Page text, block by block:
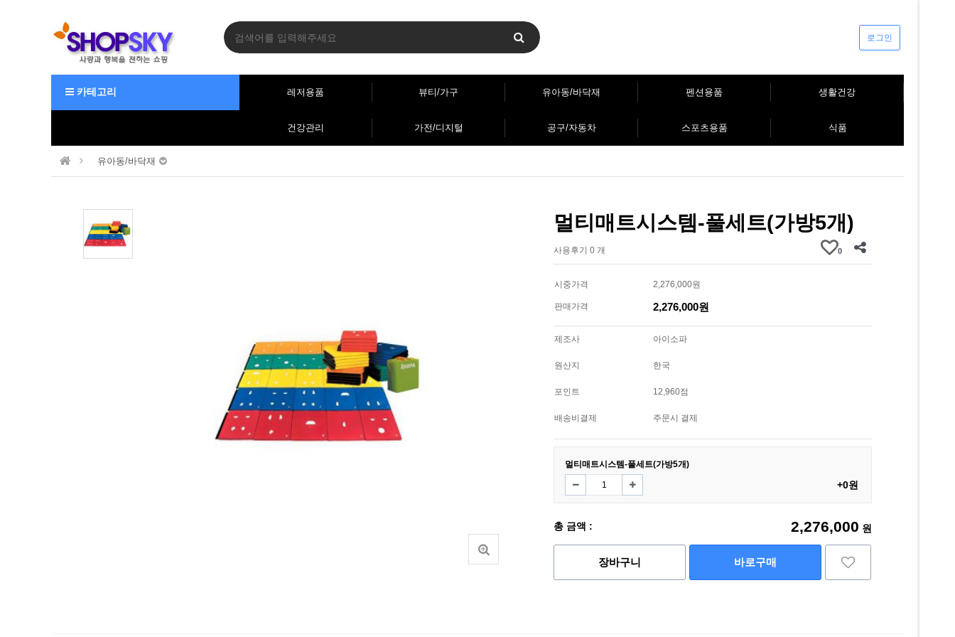
로그인
카테고리 레저용품 뷰티/가구 유아동/바닥재 펜션용품 생활건강
건강관리 가전/디지털 공구/자동차 스포츠용품 식품
유아동/바닥재
멀티매트시스템-풀세트(가방5개)
사용후기 0 개 0
시중가격 2,276,000원
판매가격 2,276,000원
제조사 아이소파
원산지 한국
포인트 12,960점
배송비결제 주문시 결제
멀티매트시스템-풀세트(가방5개)
+0원
총 금액 : 2,276,000 원
장바구니 바로구매